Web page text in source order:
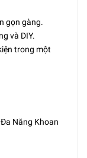
gọn gàng.
và DIY.
trong một
Năng Khoan